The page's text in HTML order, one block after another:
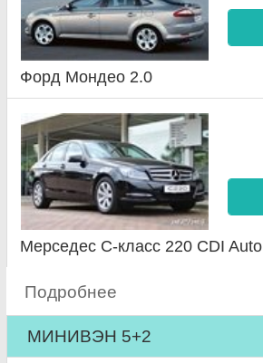
Форд Мондео 2.0
Мерседес C-класс 220 CDI Auto
Подробнее
МИНИВЭН 5+2